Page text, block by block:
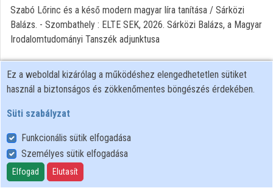
Szabó Lőrinc és a késő modern magyar líra tanítása / Sárközi
Balázs. - Szombathely : ELTE SEK, 2026. Sárközi Balázs, a Magyar
Irodalomtudományi Tanszék adjunktusa
Felhasználói szabályzat
Adatkezelési tájékoztató
Süti szabályzat
Ez a weboldal kizárólag a működéshez elengedhetetlen sütiket
használ a biztonságos és zökkenőmentes böngészés érdekében.
Süti szabályzat
Funkcionális sütik elfogadása
Személyes sütik elfogadása
Elfogad Elutasít